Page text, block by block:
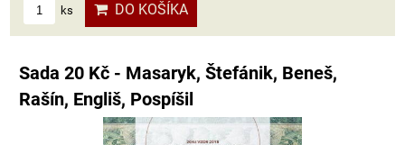
ks DO KOŠÍKA
Sada 20 Kč - Masaryk, Štefánik, Beneš,
Rašín, Engliš, Pospíšil